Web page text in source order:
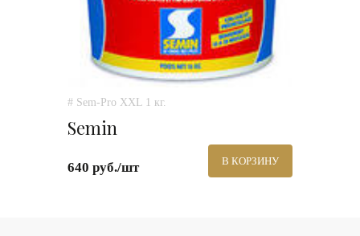
# Sem-Pro XXL 1 кг.
Semin
640 руб./шт В КОРЗИНУ